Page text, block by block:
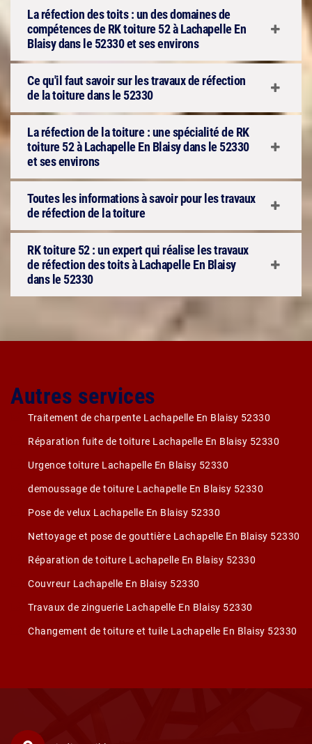
La réfection des toits : un des domaines de
compétences de RK toiture 52 à Lachapelle En
Blaisy dans le 52330 et ses environs
Ce qu'il faut savoir sur les travaux de réfection
de la toiture dans le 52330
La réfection de la toiture : une spécialité de RK
toiture 52 à Lachapelle En Blaisy dans le 52330
et ses environs
Toutes les informations à savoir pour les travaux
de réfection de la toiture
RK toiture 52 : un expert qui réalise les travaux
de réfection des toits à Lachapelle En Blaisy
dans le 52330
Autres services
Traitement de charpente Lachapelle En Blaisy 52330
Réparation fuite de toiture Lachapelle En Blaisy 52330
Urgence toiture Lachapelle En Blaisy 52330
demoussage de toiture Lachapelle En Blaisy 52330
Pose de velux Lachapelle En Blaisy 52330
Nettoyage et pose de gouttière Lachapelle En Blaisy 52330
Réparation de toiture Lachapelle En Blaisy 52330
Couvreur Lachapelle En Blaisy 52330
Travaux de zinguerie Lachapelle En Blaisy 52330
Changement de toiture et tuile Lachapelle En Blaisy 52330